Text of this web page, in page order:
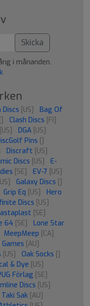
Skicka
i månanden.
Discs [US]
Bag Of
[] Clash Discs [FI]
[US] DGA [US]
Pins []
Discraft [US]
Discs [US]
E-
[SE] EV-7 [US]
Galaxy Discs []
Grip Eq [US]
Hero
Discs [US]
[SE]
64 [SE]
Lone Star
MeepMeep [CA]
Games [AU]
[US] Oak Socks []
& Dye [US]
Förlag [SE]
Discs [US]
Taki Sak [AU]